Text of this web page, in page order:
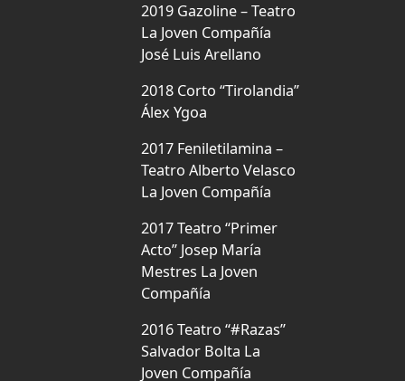
2019 Gazoline – Teatro
La Joven Compañía
José Luis Arellano
2018 Corto “Tirolandia”
Álex Ygoa
2017 Feniletilamina –
Teatro Alberto Velasco
La Joven Compañía
2017 Teatro “Primer
Acto” Josep María
Mestres La Joven
Compañía
2016 Teatro “#Razas”
Salvador Bolta La
Joven Compañía